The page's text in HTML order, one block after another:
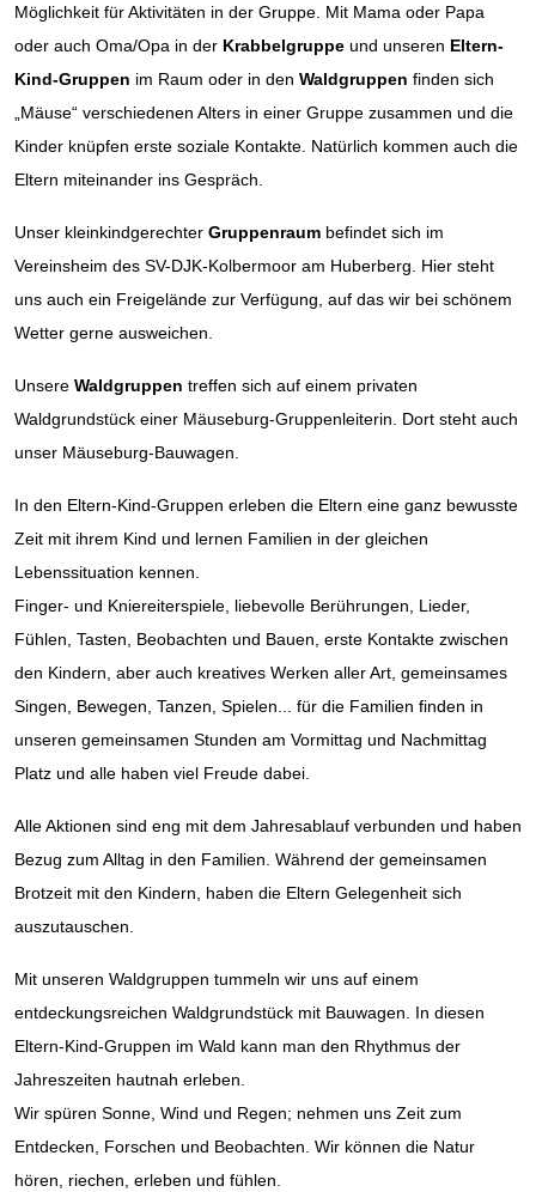
Möglichkeit für Aktivitäten in der Gruppe. Mit Mama oder Papa
oder auch Oma/Opa in der Krabbelgruppe und unseren Eltern-
Kind-Gruppen im Raum oder in den Waldgruppen finden sich
„Mäuse“ verschiedenen Alters in einer Gruppe zusammen und die
Kinder knüpfen erste soziale Kontakte. Natürlich kommen auch die
Eltern miteinander ins Gespräch.
Unser kleinkindgerechter Gruppenraum befindet sich im
Vereinsheim des SV-DJK-Kolbermoor am Huberberg. Hier steht
uns auch ein Freigelände zur Verfügung, auf das wir bei schönem
Wetter gerne ausweichen.
Unsere Waldgruppen treffen sich auf einem privaten
Waldgrundstück einer Mäuseburg-Gruppenleiterin. Dort steht auch
unser Mäuseburg-Bauwagen.
In den Eltern-Kind-Gruppen erleben die Eltern eine ganz bewusste
Zeit mit ihrem Kind und lernen Familien in der gleichen
Lebenssituation kennen.
Finger- und Kniereiterspiele, liebevolle Berührungen, Lieder,
Fühlen, Tasten, Beobachten und Bauen, erste Kontakte zwischen
den Kindern, aber auch kreatives Werken aller Art, gemeinsames
Singen, Bewegen, Tanzen, Spielen... für die Familien finden in
unseren gemeinsamen Stunden am Vormittag und Nachmittag
Platz und alle haben viel Freude dabei.
Alle Aktionen sind eng mit dem Jahresablauf verbunden und haben
Bezug zum Alltag in den Familien. Während der gemeinsamen
Brotzeit mit den Kindern, haben die Eltern Gelegenheit sich
auszutauschen.
Mit unseren Waldgruppen tummeln wir uns auf einem
entdeckungsreichen Waldgrundstück mit Bauwagen. In diesen
Eltern-Kind-Gruppen im Wald kann man den Rhythmus der
Jahreszeiten hautnah erleben.
Wir spüren Sonne, Wind und Regen; nehmen uns Zeit zum
Entdecken, Forschen und Beobachten. Wir können die Natur
hören, riechen, erleben und fühlen.